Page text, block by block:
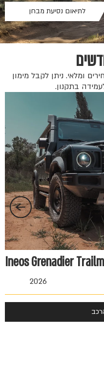
לתיאום נסיעת מבחן
ומלאי. ניתן לקבל מימון
בתקנון.
Ineos Grenadier
2026